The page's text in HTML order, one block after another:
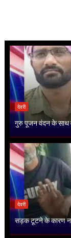
देवरी
गुरु पूजन वंदन के साथ
देवरी
सड़क टूटने के कारण